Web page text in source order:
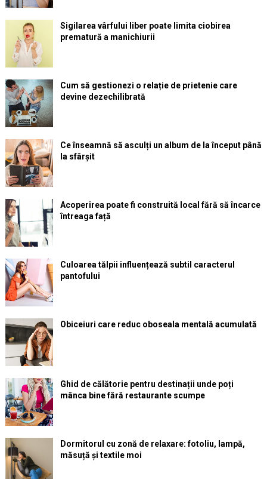
Sigilarea vârfului liber poate limita ciobirea
prematură a manichiurii
Cum să gestionezi o relație de prietenie care
devine dezechilibrată
Ce înseamnă să asculți un album de la început până
la sfârșit
Acoperirea poate fi construită local fără să încarce
întreaga față
Culoarea tălpii influențează subtil caracterul
pantofului
Obiceiuri care reduc oboseala mentală acumulată
Ghid de călătorie pentru destinații unde poți
mânca bine fără restaurante scumpe
Dormitorul cu zonă de relaxare: fotoliu, lampă,
măsuță și textile moi